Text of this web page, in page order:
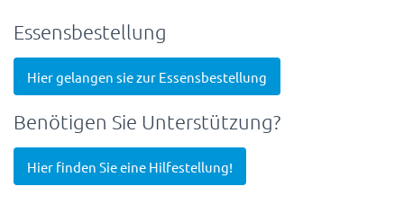
Essensbestellung
Hier gelangen sie zur Essensbestellung
Benötigen Sie Unterstützung?
Hier finden Sie eine Hilfestellung!